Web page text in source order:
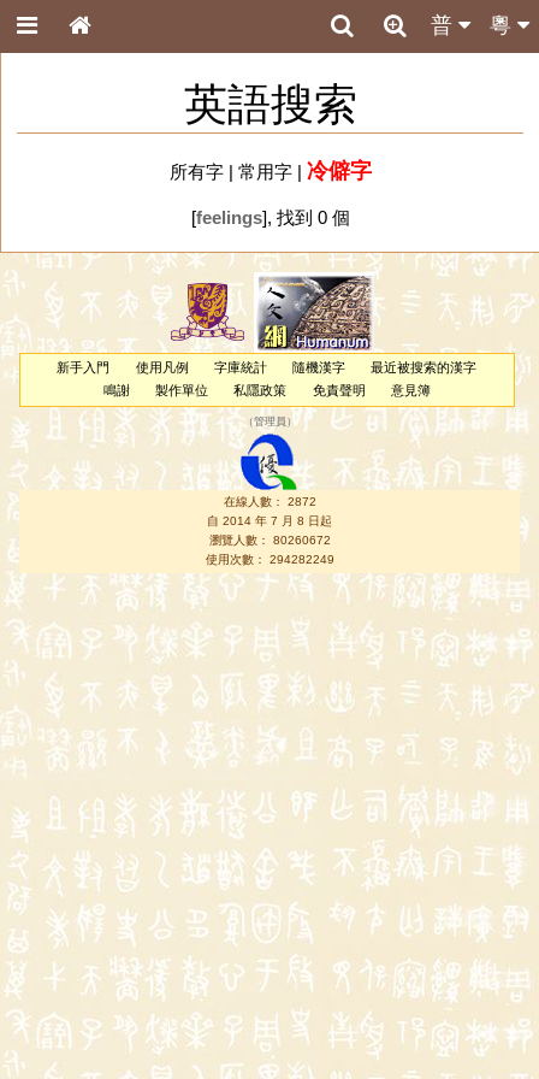
粵
普
英語搜索
所有字| 常用字| 冷僻字
[feelings], 找到 0 個
新手入門 使用凡例 字庫統計 隨機漢字
最近被搜索的漢字
鳴謝
製作單位 私隱政策 免責聲明 意見簿
（管理員 ）
在線人數： 2872
自 2014 年 7 月 8 日起
瀏覽人數： 80260672
使用次數： 294282249